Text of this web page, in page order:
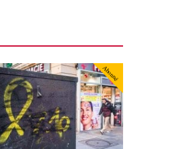
Abonné